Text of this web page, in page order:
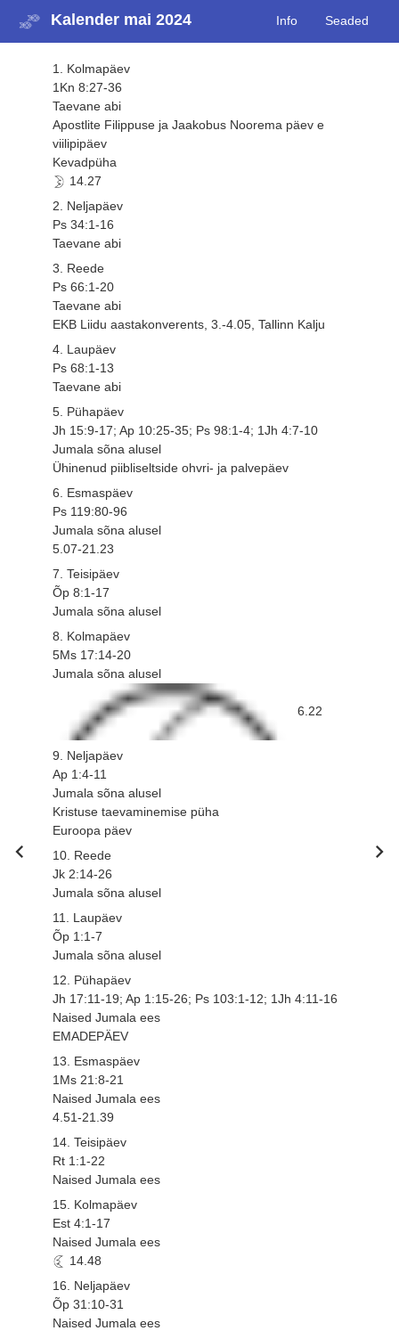
Kalender mai 2024 Info Seaded
1. Kolmapäev
1Kn 8:27-36
Taevane abi
Apostlite Filippuse ja Jaakobus Noorema päev e
viilipipäev
Kevadpüha
14.27
2. Neljapäev
Ps 34:1-16
Taevane abi
3. Reede
Ps 66:1-20
Taevane abi
EKB Liidu aastakonverents, 3.-4.05, Tallinn Kalju
4. Laupäev
Ps 68:1-13
Taevane abi
5. Pühapäev
Jh 15:9-17; Ap 10:25-35; Ps 98:1-4; 1Jh 4:7-10
Jumala sõna alusel
Ühinenud piibliseltside ohvri- ja palvepäev
6. Esmaspäev
Ps 119:80-96
Jumala sõna alusel
5.07-21.23
7. Teisipäev
Õp 8:1-17
Jumala sõna alusel
8. Kolmapäev
5Ms 17:14-20
Jumala sõna alusel
6.22
9. Neljapäev
Ap 1:4-11
Jumala sõna alusel
Kristuse taevaminemise püha
Euroopa päev
10. Reede
Jk 2:14-26
Jumala sõna alusel
11. Laupäev
Õp 1:1-7
Jumala sõna alusel
12. Pühapäev
Jh 17:11-19; Ap 1:15-26; Ps 103:1-12; 1Jh 4:11-16
Naised Jumala ees
EMADEPÄEV
13. Esmaspäev
1Ms 21:8-21
Naised Jumala ees
4.51-21.39
14. Teisipäev
Rt 1:1-22
Naised Jumala ees
15. Kolmapäev
Est 4:1-17
Naised Jumala ees
14.48
16. Neljapäev
Õp 31:10-31
Naised Jumala ees